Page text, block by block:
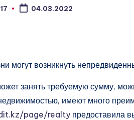
04.03.2022
могут возникнуть
занять требуемую сумму,
имеют много
page/realty предоставила